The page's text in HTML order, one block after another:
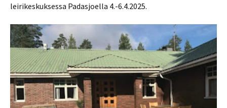
leirikeskuksessa Padasjoella 4.-6.4.2025.